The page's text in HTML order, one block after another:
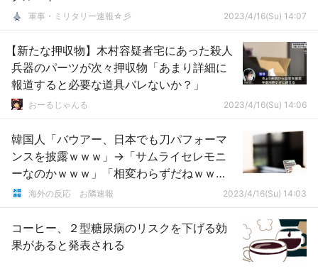
軍事・ミリタリー速報☆彡 2023/4/16(Su) 14:07
【新たな押収物】木村容疑者宅にあった殺人
兵器のパーツが次々押収物「あまり詳細に
報道すると必要な道具バレないか？」
おーるじゃんる 2023/4/16(Su) 14:06
韓国人「バウアー、日本でも刀パフォーマ
ンスを披露ｗｗｗ」→「サムライセレモニ
ーなのかｗｗｗ」「相変わらずだねｗｗ
ｗ」海外の反応 お隣速報 2023/4/16(Su) 14:03
コーヒー、２型糖尿病のリスクを下げる効
果があると発表される